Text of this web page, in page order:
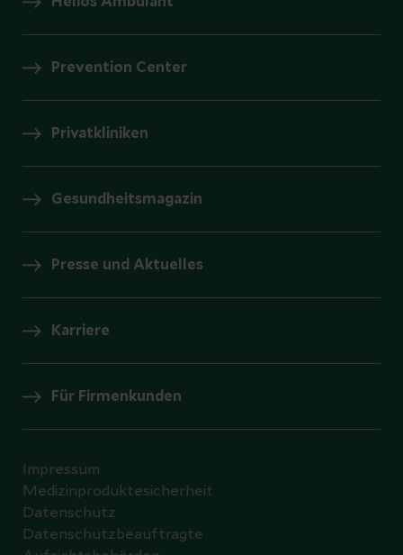
Prevention Center
Privatkliniken
Gesundheitsmagazin
Presse und Aktuelles
Karriere
Für Firmenkunden
Impressum
Medizinproduktesicherheit
Datenschutz
Datenschutzbeauftragte